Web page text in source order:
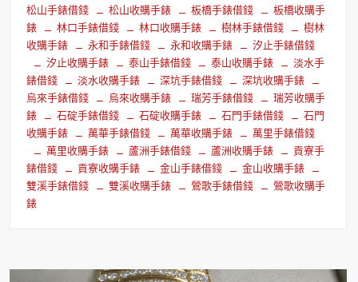
松山手錶借錢
松山收購手錶 板橋手錶借錢
板橋收購手
錶
林口手錶借錢 林口收購手錶 樹林手錶借錢
樹林
收購手錶
永和手錶借錢 永和收購手錶
汐止手錶借錢
汐止收購手錶
泰山手錶借錢 泰山收購手錶
淡水手
錶借錢
淡水收購手錶 深坑手錶借錢
深坑收購手錶
烏來手錶借錢
烏來收購手錶 瑞芳手錶借錢
瑞芳收購手
錶
石碇手錶借錢 石碇收購手錶 石門手錶借錢
石門
收購手錶
萬華手錶借錢 萬華收購手錶
萬里手錶借錢
萬里收購手錶
蘆洲手錶借錢 蘆洲收購手錶
貢寮手
錶借錢
貢寮收購手錶 金山手錶借錢
金山收購手錶
雙溪手錶借錢
雙溪收購手錶 鶯歌手錶借錢
鶯歌收購手
錶